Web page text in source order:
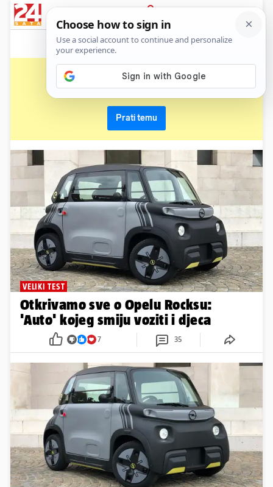
PRIJAVA
News
opel rocks
Prati temu
VELIKI TEST
Otkrivamo sve o Opelu Rocksu:
'Auto' kojeg smiju voziti i djeca
7 35